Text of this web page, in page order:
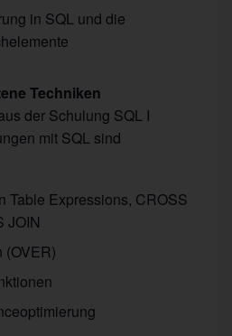
in SQL und die
Techniken
der Schulung SQL I
mit SQL sind
Table Expressions, CROSS
JOIN
(OVER)